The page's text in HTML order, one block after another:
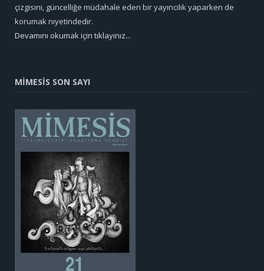
çizgisini, güncelliğe müdahale eden bir yayıncılık yaparken de
korumak niyetindedir.
Devamını okumak için tıklayınız...
MİMESİS SON SAYI